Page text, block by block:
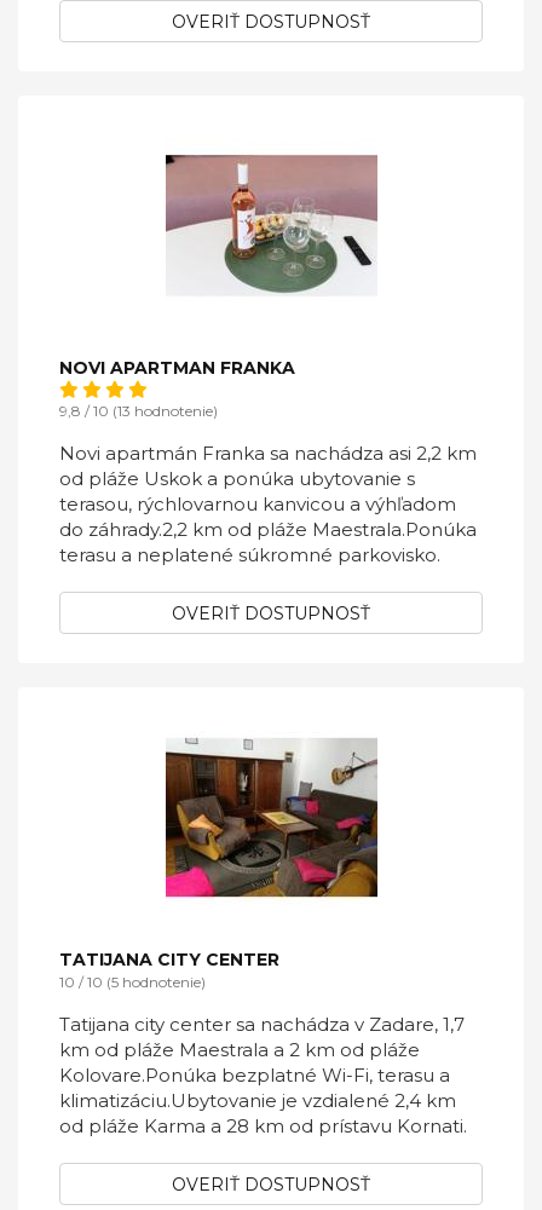
OVERIŤ DOSTUPNOSŤ
NOVI APARTMAN FRANKA
9,8 / 10 (13 hodnotenie)
Novi apartmán Franka sa nachádza asi 2,2 km
od pláže Uskok a ponúka ubytovanie s
terasou, rýchlovarnou kanvicou a výhľadom
do záhrady.2,2 km od pláže Maestrala.Ponúka
terasu a neplatené súkromné ​​parkovisko.
OVERIŤ DOSTUPNOSŤ
TATIJANA CITY CENTER
10 / 10 (5 hodnotenie)
Tatijana city center sa nachádza v Zadare, 1,7
km od pláže Maestrala a 2 km od pláže
Kolovare.Ponúka bezplatné Wi-Fi, terasu a
klimatizáciu.Ubytovanie je vzdialené 2,4 km
od pláže Karma a 28 km od prístavu Kornati.
OVERIŤ DOSTUPNOSŤ